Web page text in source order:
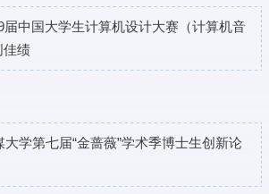
届中国大学生计算机设计大赛（计算机音
佳绩
大学第七届“金蔷薇”学术季博士生创新论